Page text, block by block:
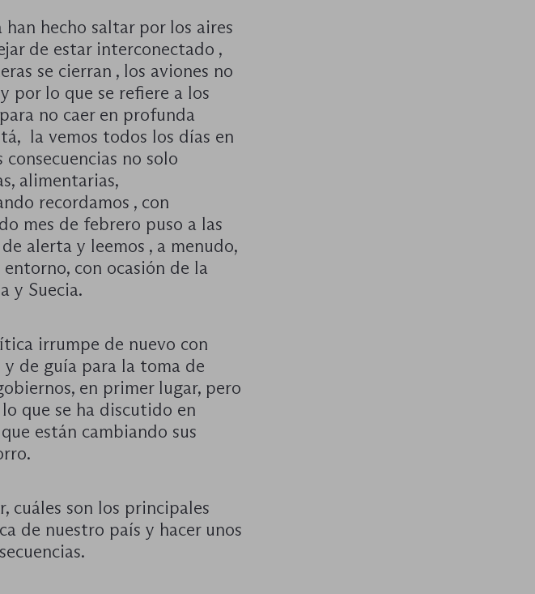
hecho saltar por los aires
de estar interconectado ,
se cierran , los aviones no
por lo que se refiere a los
no caer en profunda
la vemos todos los días en
no solo
alimentarias,
recordamos , con
mes de febrero puso a las
alerta y leemos , a menudo,
con ocasión de la
y Suecia.
irrumpe de nuevo con
de guía para la toma de
en primer lugar, pero
que se ha discutido en
están cambiando sus
cuáles son los principales
de nuestro país y hacer unos